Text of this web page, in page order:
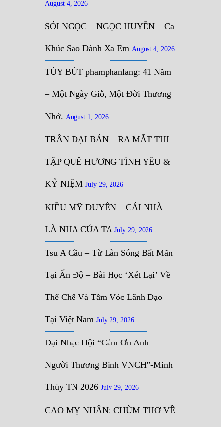
August 4, 2026
SỎI NGỌC – NGỌC HUYỀN – Ca
Khúc Sao Đành Xa Em August 4, 2026
TÙY BÚT phamphanlang: 41 Năm
– Một Ngày Giỗ, Một Đời Thương
Nhớ. August 1, 2026
TRẦN ĐẠI BẢN – RA MẮT THI
TẬP QUÊ HƯƠNG TÌNH YÊU &
KỶ NIỆM July 29, 2026
KIỀU MỸ DUYÊN – CÁI NHÀ
LÀ NHA CỦA TA July 29, 2026
Tsu A Cầu – Từ Làn Sóng Bất Mãn
Tại Ấn Độ – Bài Học ‘Xét Lại’ Về
Thể Chế Và Tầm Vóc Lãnh Đạo
Tại Việt Nam July 29, 2026
Đại Nhạc Hội “Cám Ơn Anh –
Người Thương Binh VNCH”-Minh
Thúy TN 2026 July 29, 2026
CAO MỴ NHÂN: CHÙM THƠ VỀ